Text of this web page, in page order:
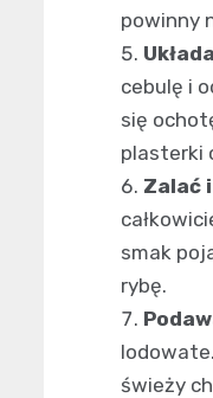
powinny
cebulę i
się
plasterki
Zalać
smak
rybę.
świeży